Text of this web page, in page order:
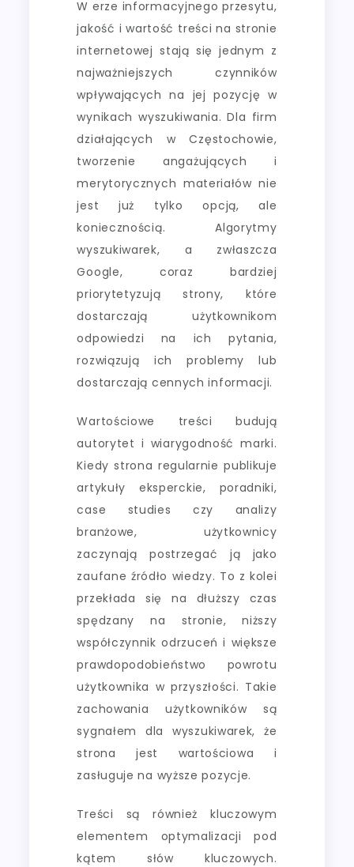
W erze informacyjnego przesytu,
jakość i wartość treści na stronie
internetowej stają się jednym z
najważniejszych czynników
wpływających na jej pozycję w
wynikach wyszukiwania. Dla firm
działających w Częstochowie,
tworzenie angażujących i
merytorycznych materiałów nie
jest już tylko opcją, ale
koniecznością. Algorytmy
wyszukiwarek, a zwłaszcza
Google, coraz bardziej
priorytetyzują strony, które
dostarczają użytkownikom
odpowiedzi na ich pytania,
rozwiązują ich problemy lub
dostarczają cennych informacji.
Wartościowe treści budują
autorytet i wiarygodność marki.
Kiedy strona regularnie publikuje
artykuły eksperckie, poradniki,
case studies czy analizy
branżowe, użytkownicy
zaczynają postrzegać ją jako
zaufane źródło wiedzy. To z kolei
przekłada się na dłuższy czas
spędzany na stronie, niższy
współczynnik odrzuceń i większe
prawdopodobieństwo powrotu
użytkownika w przyszłości. Takie
zachowania użytkowników są
sygnałem dla wyszukiwarek, że
strona jest wartościowa i
zasługuje na wyższe pozycje.
Treści są również kluczowym
elementem optymalizacji pod
kątem słów kluczowych.